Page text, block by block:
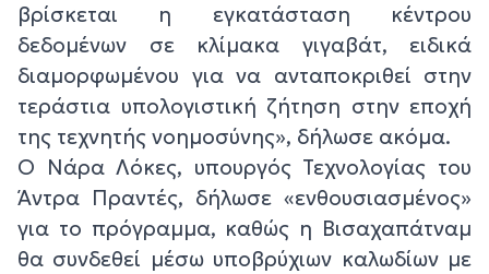
βρίσκεται η εγκατάσταση κέντρου
δεδομένων σε κλίμακα γιγαβάτ, ειδικά
διαμορφωμένου για να ανταποκριθεί στην
τεράστια υπολογιστική ζήτηση στην εποχή
της τεχνητής νοημοσύνης», δήλωσε ακόμα.
Ο Νάρα Λόκες, υπουργός Τεχνολογίας του
Άντρα Πραντές, δήλωσε «ενθουσιασμένος»
για το πρόγραμμα, καθώς η Βισαχαπάτναμ
θα συνδεθεί μέσω υποβρύχιων καλωδίων με